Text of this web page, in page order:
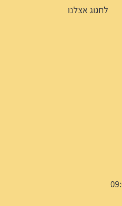
לחגוג אצלנו